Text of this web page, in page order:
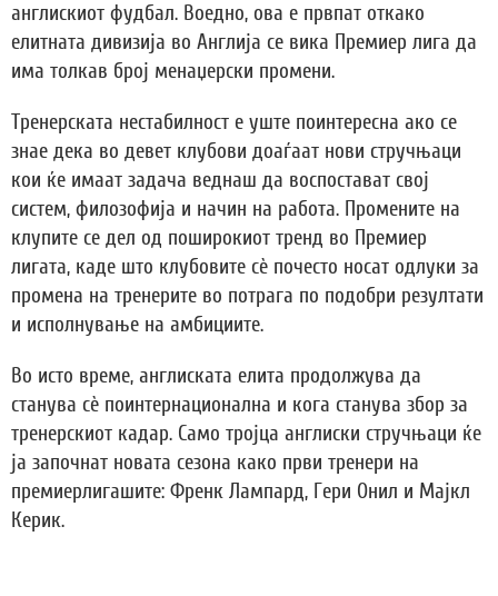
англискиот фудбал. Воедно, ова е првпат откако
елитната дивизија во Англија се вика Премиер лига да
има толкав број менаџерски промени.
Тренерската нестабилност е уште поинтересна ако се
знае дека во девет клубови доаѓаат нови стручњаци
кои ќе имаат задача веднаш да воспостават свој
систем, филозофија и начин на работа. Промените на
клупите се дел од поширокиот тренд во Премиер
лигата, каде што клубовите сè почесто носат одлуки за
промена на тренерите во потрага по подобри резултати
и исполнување на амбициите.
Во исто време, англиската елита продолжува да
станува сè поинтернационална и кога станува збор за
тренерскиот кадар. Само тројца англиски стручњаци ќе
ја започнат новата сезона како први тренери на
премиерлигашите: Френк Лампард, Гери Онил и Мајкл
Керик.